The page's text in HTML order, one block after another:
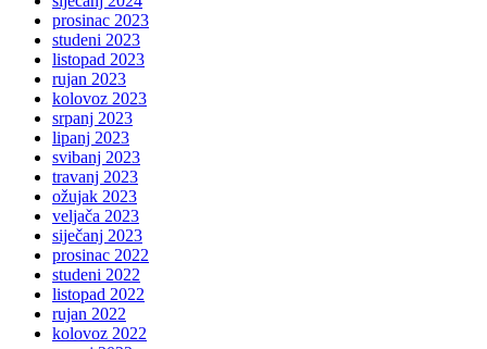
prosinac 2023
studeni 2023
listopad 2023
rujan 2023
kolovoz 2023
srpanj 2023
lipanj 2023
svibanj 2023
travanj 2023
ožujak 2023
veljača 2023
siječanj 2023
prosinac 2022
studeni 2022
listopad 2022
rujan 2022
kolovoz 2022